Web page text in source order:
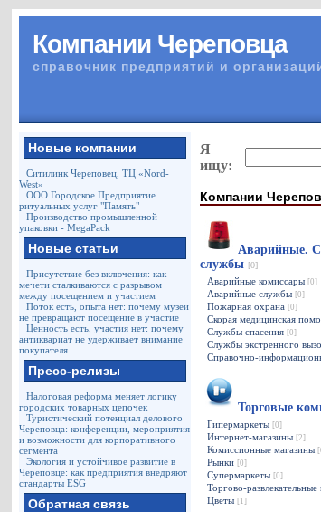
Компании Череповца
справочник предприятий и
Новые компании
Ситилинк Череповец, ТЦ «Nord-
West»
ООО Городское Предприятие
ритуальных услуг "Память"
Производство промышленной
упаковки - MegaPack
Новые статьи
Присутствие без включения: как
мечети сталкиваются с разрывом
между посещением и участием
Поток есть, опыта нет: почему музеи
не превращают посещение в участие
Ценность есть, участия нет: почему
антиквариат не удерживает внимание
покупателя
Пресс-релизы
Налоговая реформа меняет логику
городских товарных цепочек
Туристический потенциал делового
Череповца: конференции, мероприятия
и возможности для корпоративного
сегмента
Экология и устойчивое развитие в
Череповце: как предприятия внедряют
стандарты ESG
Обратная связь
Я
ищу:
Компании
Аварийные.
службы [0]
Аварийные комиссары[0]
Аварийные службы[0]
Пожарная охрана[0]
Скорая медицинская
Службы спасения[0]
Службы экстренного
Справочно-
Торговые
Гипермаркеты[0]
Интернет-магазины[2]
Комиссионные магазины
Рынки[0]
Супермаркеты[0]
Торгово-
Цветы[1]